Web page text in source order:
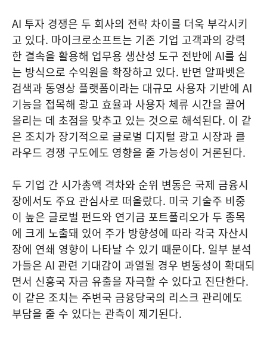
AI 투자 경쟁은 두 회사의 전략 차이를 더욱 부각시키
고 있다. 마이크로소프트는 기존 기업 고객과의 강력
한 결속을 활용해 업무용 생산성 도구 전반에 AI를 심
는 방식으로 수익원을 확장하고 있다. 반면 알파벳은
검색과 동영상 플랫폼이라는 대규모 사용자 기반에 AI
기능을 접목해 광고 효율과 사용자 체류 시간을 끌어
올리는 데 초점을 맞추고 있는 것으로 해석된다. 이 같
은 조치가 장기적으로 글로벌 디지털 광고 시장과 클
라우드 경쟁 구도에도 영향을 줄 가능성이 거론된다.
두 기업 간 시가총액 격차와 순위 변동은 국제 금융시
장에서도 주요 관심사로 떠올랐다. 미국 기술주 비중
이 높은 글로벌 펀드와 연기금 포트폴리오가 두 종목
에 크게 노출돼 있어 주가 방향성에 따라 각국 자산시
장에 연쇄 영향이 나타날 수 있기 때문이다. 일부 분석
가들은 AI 관련 기대감이 과열될 경우 변동성이 확대되
면서 신흥국 자금 유출을 자극할 수 있다고 진단한다.
이 같은 조치는 주변국 금융당국의 리스크 관리에도
부담을 줄 수 있다는 관측이 제기된다.